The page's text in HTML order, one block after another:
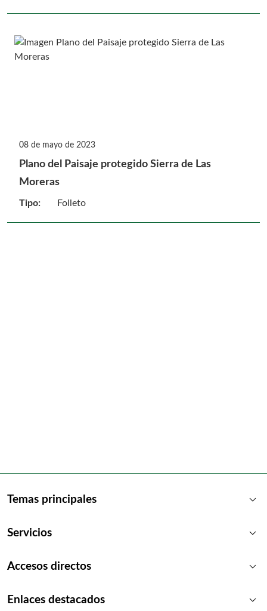
08 de mayo de 2023
Plano del Paisaje protegido Sierra de Las
Moreras
Tipo: Folleto
Temas principales keyboard_arrow_down
Servicios keyboard_arrow_down
Accesos directos keyboard_arrow_down
Enlaces destacados keyboard_arrow_down